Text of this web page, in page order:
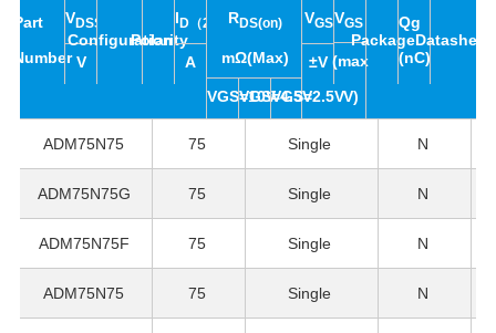
Part
Number
VDSS
V
Configuration
Polarity
ID（25℃）
A
RDS(on)
mΩ(Max)
VGS=10VVGS=4.5V
VGS=2.5V
VGS
±V
VGS（th)
(max
V)
Package
Qg
(nC)
Datasheet
ADM75N75 75 Single N
ADM75N75G 75 Single N
ADM75N75F 75 Single N
ADM75N75 75 Single N